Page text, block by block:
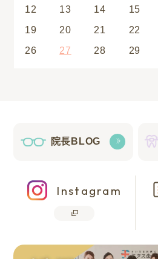
12
13 14 15
19
20 21 22
26
27 28 29
院長BLOG
Instagram